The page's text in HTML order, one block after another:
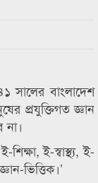
সালের বাংলাদেশ
প্রযুক্তিগত জ্ঞান
না।
ই-স্বাস্থ্য, ই-
ভিত্তিক।’